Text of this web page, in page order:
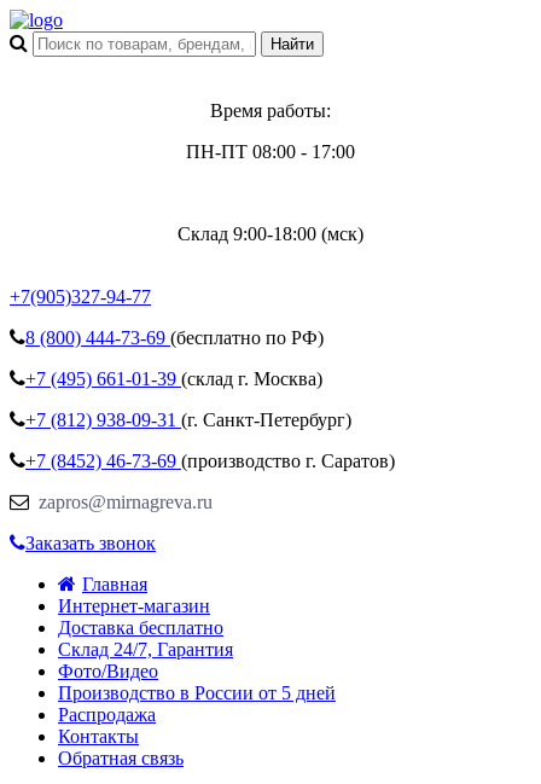
Время работы:
ПН-ПТ 08:00 - 17:00
Склад 9:00-18:00 (мск)
+7(905)327-94-77
8 (800) 444-73-69 (бесплатно по РФ)
+7 (495) 661-01-39 (склад г. Москва)
+7 (812) 938-09-31 (г. Санкт-Петербург)
+7 (8452) 46-73-69 (производство г. Саратов)
zapros@mirnagreva.ru
Заказать звонок
Главная
Интернет-магазин
Доставка бесплатно
Склад 24/7, Гарантия
Фото/Видео
Производство в России от 5 дней
Распродажа
Контакты
Обратная связь